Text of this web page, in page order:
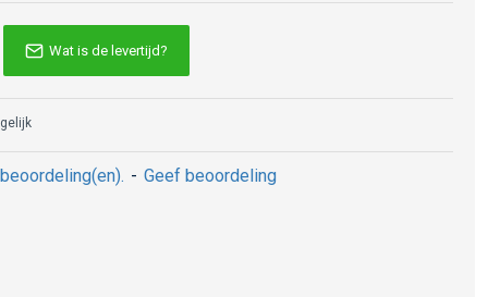
- Geef beoordeling
Wat is de levertijd?